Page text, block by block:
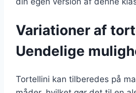
Variationer af
Uendelige
Tortellini kan tilberedes på